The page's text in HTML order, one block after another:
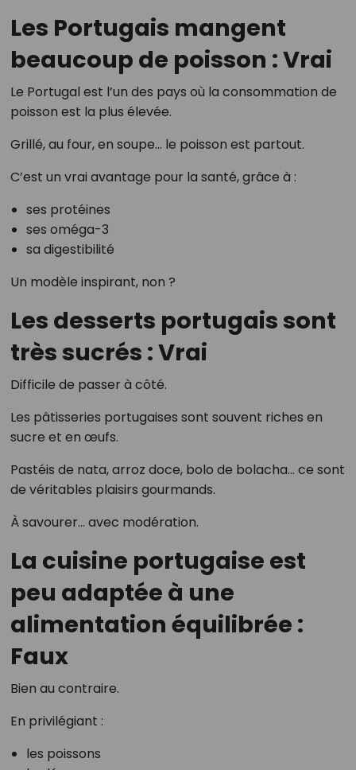
Les Portugais mangent
beaucoup de poisson : Vrai
Le Portugal est l’un des pays où la consommation de
poisson est la plus élevée.
Grillé, au four, en soupe… le poisson est partout.
C’est un vrai avantage pour la santé, grâce à :
ses protéines
ses oméga-3
sa digestibilité
Un modèle inspirant, non ?
Les desserts portugais sont
très sucrés : Vrai
Difficile de passer à côté.
Les pâtisseries portugaises sont souvent riches en
sucre et en œufs.
Pastéis de nata, arroz doce, bolo de bolacha… ce sont
de véritables plaisirs gourmands.
À savourer… avec modération.
La cuisine portugaise est
peu adaptée à une
alimentation équilibrée :
Faux
Bien au contraire.
En privilégiant :
les poissons